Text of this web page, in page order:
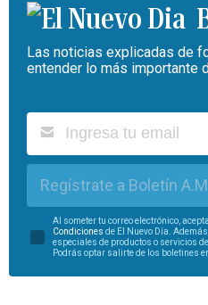
Las noticias explicadas de
entender lo más importante
Regístrate a Boletín
Al someter tu correo electrónico,
Condiciones de El Nuevo Día.
especiales de productos o servicios
Podrás optar salirte de los boletines